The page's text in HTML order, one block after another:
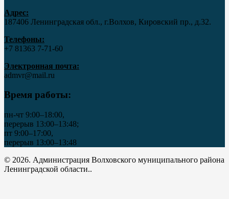
Адрес:
187406 Ленинградская обл., г.Волхов, Кировский пр., д.32.
Телефоны:
+7 81363 7‑71-60
Электронная почта:
admvr@mail.ru
Время работы:
пн-чт 9:00–18:00,
перерыв 13:00–13:48;
пт 9:00–17:00,
перерыв 13:00–13:48
© 2026. Администрация Волховского муниципального района
Ленинградской области..